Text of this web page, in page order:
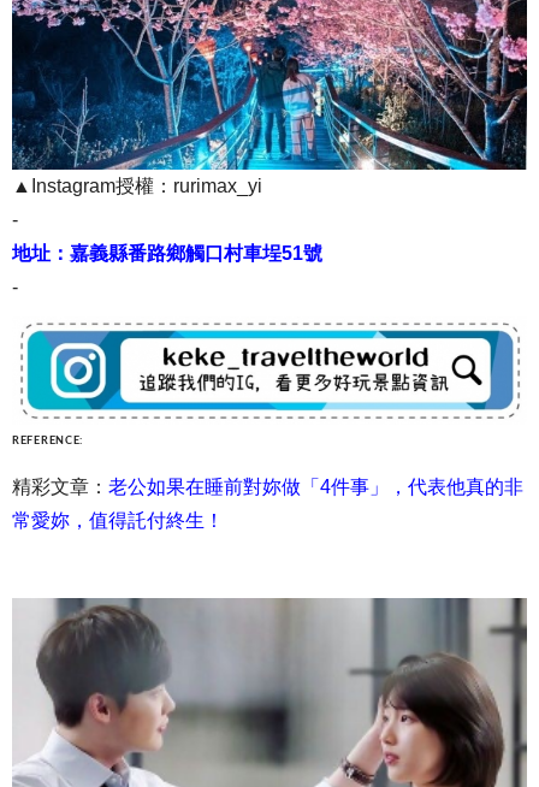
▲Instagram授權：rurimax_yi
-
地址：嘉義縣番路鄉觸口村車埕51號
-
REFERENCE:
精彩文章： 老公如果在睡前對妳做「4件事」，代表他真的非
常愛妳，值得託付終生！